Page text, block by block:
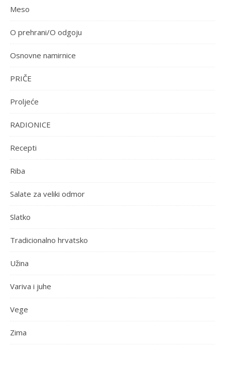
Meso
O prehrani/O odgoju
Osnovne namirnice
PRIČE
Proljeće
RADIONICE
Recepti
Riba
Salate za veliki odmor
Slatko
Tradicionalno hrvatsko
Užina
Variva i juhe
Vege
Zima